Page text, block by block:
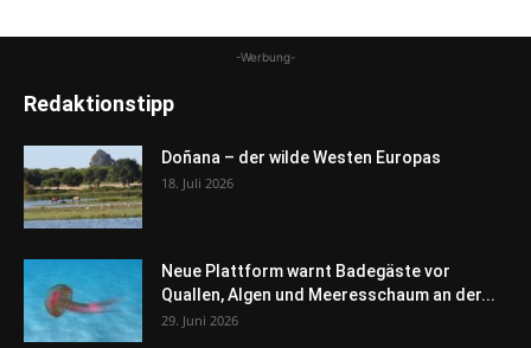
-Werbung-
Redaktionstipp
Doñana – der wilde Westen Europas
18. Juli 2026
Neue Plattform warnt Badegäste vor
Quallen, Algen und Meeresschaum an der...
29. Juni 2026